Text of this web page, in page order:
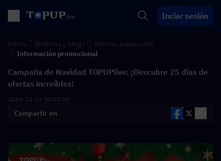
Inciar sesión
Información promocional
Campaña de Navidad TOPUPlive: ¡Descubre 25 días de
ofertas increíbles!
2024-12-11 00:00:00
Compartir en